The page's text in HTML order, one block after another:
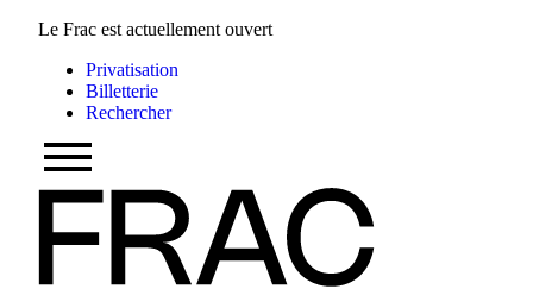
Le Frac est actuellement ouvert
Privatisation
Billetterie
Rechercher